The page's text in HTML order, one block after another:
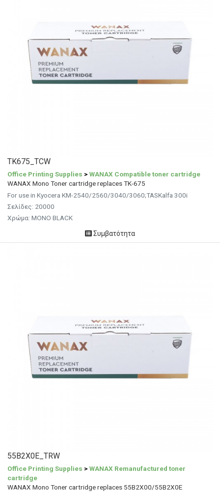
TK675_TCW
Office Printing Supplies > WANAX Compatible toner cartridge
WANAX Mono Toner cartridge replaces TK-675
For use in Kyocera KM-2540/2560/3040/3060;TASKalfa 300i
Σελίδες: 20000
Χρώμα: MONO BLACK
Συμβατότητα
55B2X0E_TRW
Office Printing Supplies > WANAX Remanufactured toner
cartridge
WANAX Mono Toner cartridge replaces 55B2X00/55B2X0E